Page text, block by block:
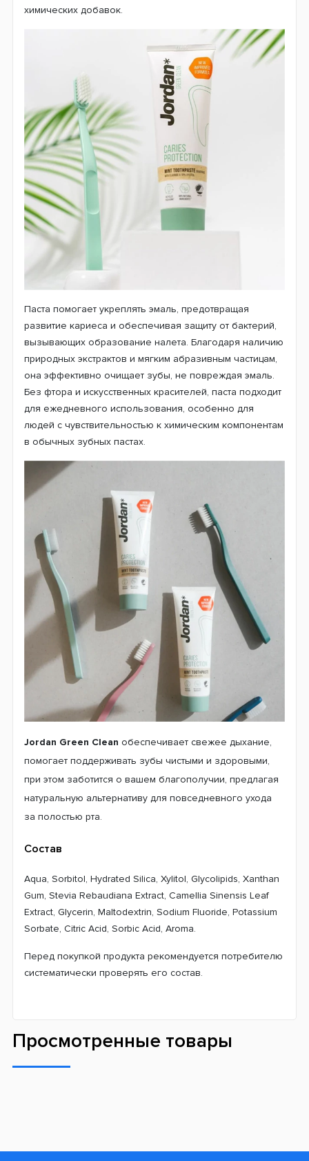
химических добавок.
Паста помогает укреплять эмаль, предотвращая
развитие кариеса и обеспечивая защиту от бактерий,
вызывающих образование налета. Благодаря наличию
природных экстрактов и мягким абразивным частицам,
она эффективно очищает зубы, не повреждая эмаль.
Без фтора и искусственных красителей, паста подходит
для ежедневного использования, особенно для
людей с чувствительностью к химическим компонентам
в обычных зубных пастах.
Jordan Green Clean обеспечивает свежее дыхание,
помогает поддерживать зубы чистыми и здоровыми,
при этом заботится о вашем благополучии, предлагая
натуральную альтернативу для повседневного ухода
за полостью рта.
Состав
Aqua, Sorbitol, Hydrated Silica, Xylitol, Glycolipids, Xanthan
Gum, Stevia Rebaudiana Extract, Camellia Sinensis Leaf
Extract, Glycerin, Maltodextrin, Sodium Fluoride, Potassium
Sorbate, Citric Acid, Sorbic Acid, Aroma.
Перед покупкой продукта рекомендуется потребителю
систематически проверять его состав.
Просмотренные товары